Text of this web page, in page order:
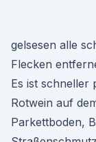
gelsesen alle
Flecken
Es ist schneller
Rotwein auf
Parkettboden,